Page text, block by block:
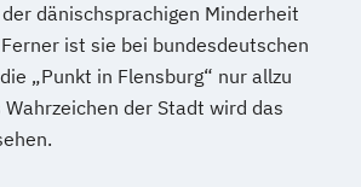
dänischsprachigen Minderheit
ist sie bei bundesdeutschen
„Punkt in Flensburg“ nur allzu
der Stadt wird das